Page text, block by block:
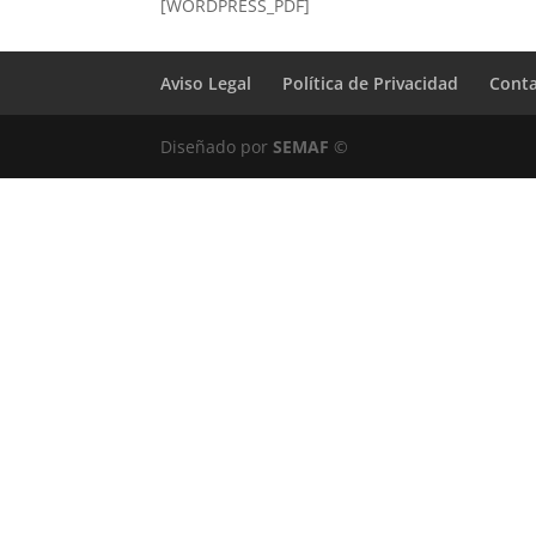
[WORDPRESS_PDF]
Aviso Legal Política de Privacidad
Diseñado porSEMAF ©